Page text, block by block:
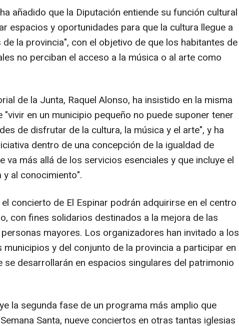
añadido que la Diputación entiende su función cultural
espacios y oportunidades para que la cultura llegue a
la provincia", con el objetivo de que los habitantes de
no perciban el acceso a la música o al arte como
de la Junta, Raquel Alonso, ha insistido en la misma
"vivir en un municipio pequeño no puede suponer tener
de disfrutar de la cultura, la música y el arte", y ha
dentro de una concepción de la igualdad de
va más allá de los servicios esenciales y que incluye el
al conocimiento".
concierto de El Espinar podrán adquirirse en el centro
con fines solidarios destinados a la mejora de las
mayores. Los organizadores han invitado a los
y del conjunto de la provincia a participar en
se desarrollarán en espacios singulares del patrimonio
la segunda fase de un programa más amplio que
Santa, nueve conciertos en otras tantas iglesias